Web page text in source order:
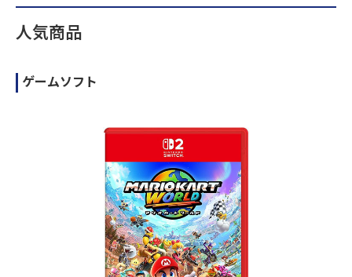
人気商品
ゲームソフト